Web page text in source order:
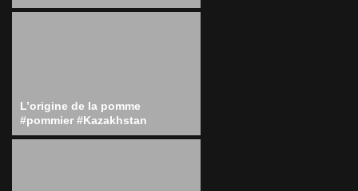
L’origine de la pomme
#pommier #Kazakhstan